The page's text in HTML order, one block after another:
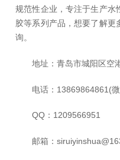
规范性企业，专注于生产水
胶等系列产品，想要了解更
询。
地址：青岛市城阳区空
电话：13869864861(微
QQ：1209566951
邮箱：